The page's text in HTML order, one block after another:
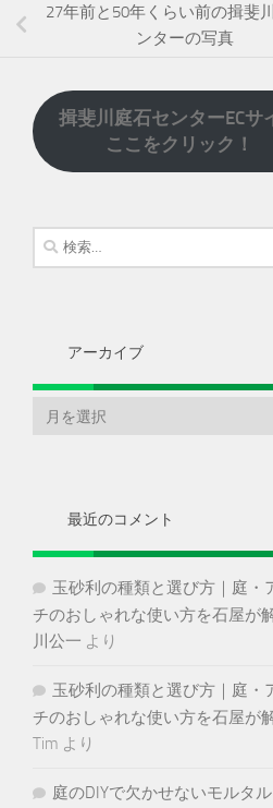
27年前と50年くらい前の揖斐
ンターの写真
揖斐川庭石センターECサ
ここをクリック！
検
索:
アーカイブ
最近のコメント
玉砂利の種類と選び方｜庭・
チのおしゃれな使い方を石屋が
川公一 より
玉砂利の種類と選び方｜庭・
チのおしゃれな使い方を石屋が
Tim より
庭のDIYで欠かせないモルタ